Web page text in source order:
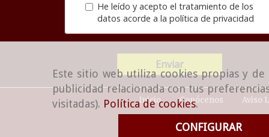
Este sitio web utiliza cookies propias y
publicidad relacionada con tus
visitadas). Política de cookies.
CONFIGURAR
He leído y acepto el tratamiento de los
datos acorde a la política de privacidad
Enviar
Inicio Conócenos Aviso